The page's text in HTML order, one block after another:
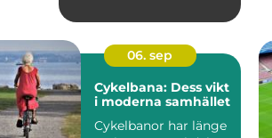
06. sep
Cykelbana: Dess vikt
i moderna samhället
Cykelbanor har länge